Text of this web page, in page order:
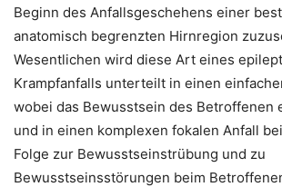
Beginn des Anfallsgeschehens einer
anatomisch begrenzten Hirnregion
Wesentlichen wird diese Art eines
Krampfanfalls unterteilt in einen
wobei das Bewusstsein des Betroffenen
und in einen komplexen fokalen Anfall
Folge zur Bewusstseinstrübung und zu
Bewusstseinsstörungen beim